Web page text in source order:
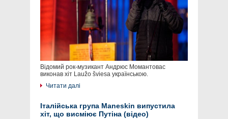
Відомий рок-музикант Андрюс Момантовас
виконав хіт Laužo šviesa українською.
Читати далі
Італійська група Maneskin випустила
хіт, що висміює Путіна (відео)